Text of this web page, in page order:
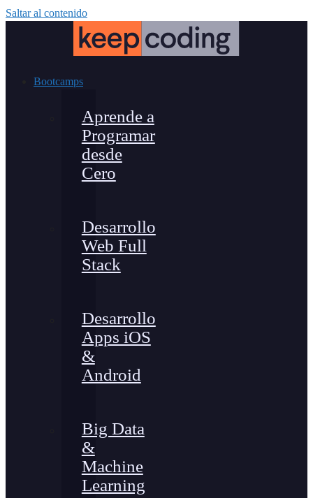
Saltar al contenido
Bootcamps
Aprende a
Programar
desde
Cero
Desarrollo
Web Full
Stack
Desarrollo
Apps iOS
&
Android
Big Data
&
Machine
Learning